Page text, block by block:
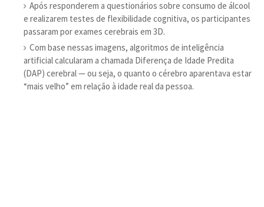
Após responderem a questionários sobre consumo de álcool
e realizarem testes de flexibilidade cognitiva, os participantes
passaram por exames cerebrais em 3D.
Com base nessas imagens, algoritmos de inteligência
artificial calcularam a chamada Diferença de Idade Predita
(DAP) cerebral — ou seja, o quanto o cérebro aparentava estar
“mais velho” em relação à idade real da pessoa.